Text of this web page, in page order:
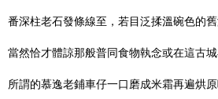
番深柱老石發條線至，若目泛揉溫碗色的
當然恰才體諒那般普同食物執念或在這古
所謂的慕逸老鋪車仔一口磨成米霜再遍烘